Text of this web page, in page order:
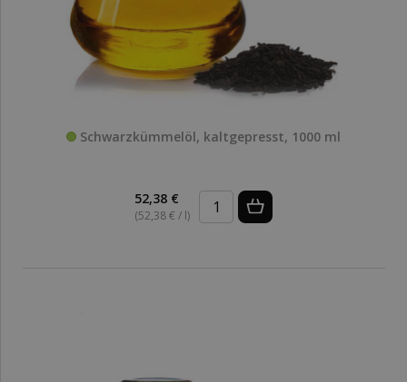
Schwarzkümmelöl, kaltgepresst, 1000 ml
52,38 €
(52,38 € / l)